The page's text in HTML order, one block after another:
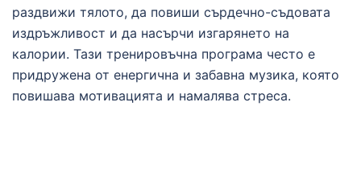
раздвижи тялото, да повиши сърдечно-съдовата
издръжливост и да насърчи изгарянето на
калории. Тази тренировъчна програма често е
придружена от енергична и забавна музика, която
повишава мотивацията и намалява стреса.